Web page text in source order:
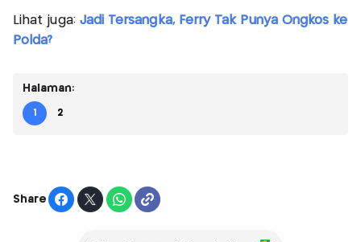
Lihat juga: Jadi Tersangka, Ferry Tak Punya Ongkos ke
Polda?
Halaman:
1 2
Share